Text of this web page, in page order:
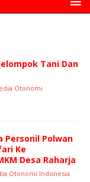
Tani Dan
Otonomi
Personil Polwan
Ke
Desa Raharja
Otonomi Indonesia